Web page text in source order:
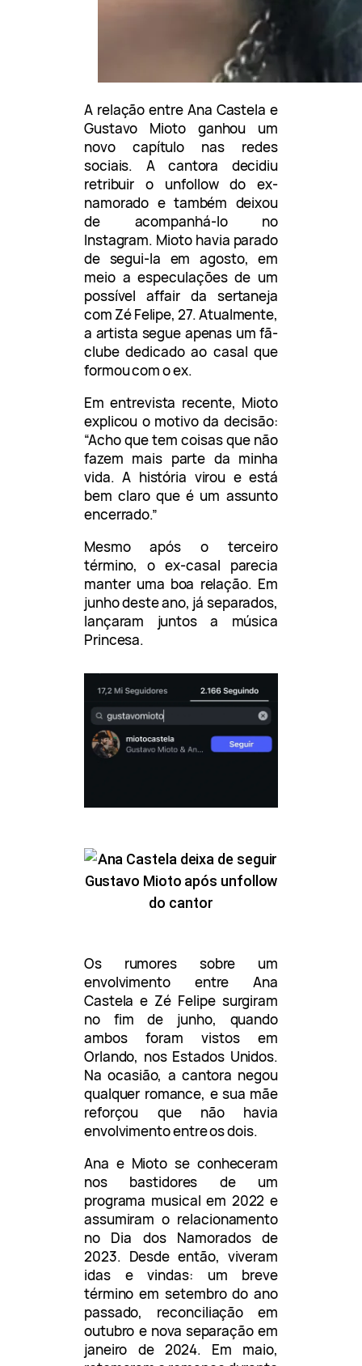
A relação entre Ana Castela e
Gustavo Mioto ganhou um
novo capítulo nas redes
sociais. A cantora decidiu
retribuir o unfollow do ex-
namorado e também deixou
de acompanhá-lo no
Instagram. Mioto havia parado
de segui-la em agosto, em
meio a especulações de um
possível affair da sertaneja
com Zé Felipe, 27. Atualmente,
a artista segue apenas um fã-
clube dedicado ao casal que
formou com o ex.
Em entrevista recente, Mioto
explicou o motivo da decisão:
“Acho que tem coisas que não
fazem mais parte da minha
vida. A história virou e está
bem claro que é um assunto
encerrado.”
Mesmo após o terceiro
término, o ex-casal parecia
manter uma boa relação. Em
junho deste ano, já separados,
lançaram juntos a música
Princesa.
Os rumores sobre um
envolvimento entre Ana
Castela e Zé Felipe surgiram
no fim de junho, quando
ambos foram vistos em
Orlando, nos Estados Unidos.
Na ocasião, a cantora negou
qualquer romance, e sua mãe
reforçou que não havia
envolvimento entre os dois.
Ana e Mioto se conheceram
nos bastidores de um
programa musical em 2022 e
assumiram o relacionamento
no Dia dos Namorados de
2023. Desde então, viveram
idas e vindas: um breve
término em setembro do ano
passado, reconciliação em
outubro e nova separação em
janeiro de 2024. Em maio,